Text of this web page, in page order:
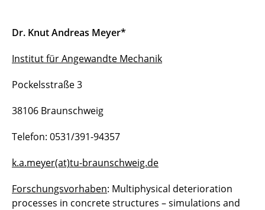
Dr. Knut Andreas Meyer*
Institut für Angewandte Mechanik
Pockelsstraße 3
38106 Braunschweig
Telefon: 0531/391-94357
k.a.meyer(at)tu-braunschweig.de
Forschungsvorhaben: Multiphysical deterioration
processes in concrete structures – simulations and